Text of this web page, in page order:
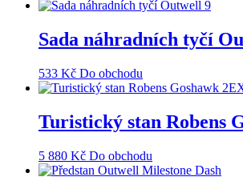
Sada náhradních tyčí
533 Kč Do obchodu
Turistický stan Robens
5 880 Kč Do obchodu